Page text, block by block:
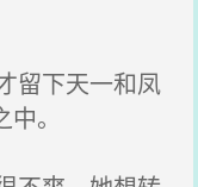
留下天一和凤
。